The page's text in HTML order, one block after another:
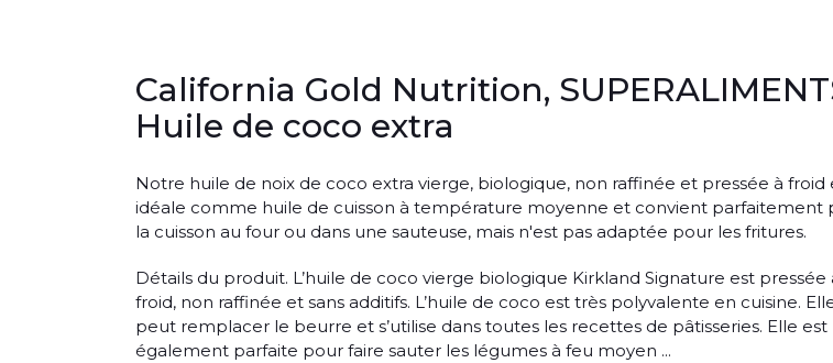
California Gold Nutrition,
Huile de coco extra
Notre huile de noix de coco extra vierge, biologique, non raffinée et pressée à froid
idéale comme huile de cuisson à température moyenne et convient parfaitement
la cuisson au four ou dans une sauteuse, mais n'est pas adaptée pour les fritures.
Détails du produit. L’huile de coco vierge biologique Kirkland Signature est pressée
froid, non raffinée et sans additifs. L’huile de coco est très polyvalente en cuisine.
peut remplacer le beurre et s’utilise dans toutes les recettes de pâtisseries. Elle est
également parfaite pour faire sauter les légumes à feu moyen ...